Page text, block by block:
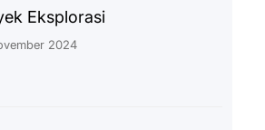
Eksplorasi
2024